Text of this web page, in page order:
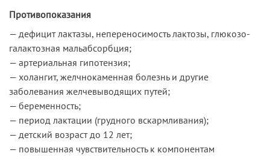
Противопоказания
— дефицит лактазы, непереносимость лактозы, глюкозо-
галактозная мальабсорбция;
— артериальная гипотензия;
— холангит, желчнокаменная болезнь и другие
заболевания желчевыводящих путей;
— беременность;
— период лактации (грудного вскармливания);
— детский возраст до 12 лет;
— повышенная чувствительность к компонентам